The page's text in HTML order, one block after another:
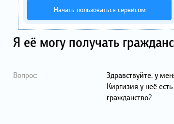
Начать пользоваться сервисом
Я её могу получать
Вопрос:
Здравствуйте, у
Киргизия у неё
гражданство?